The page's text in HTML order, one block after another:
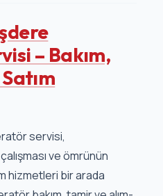
– Bakım,
servisi,
ve ömrünün
hizmetleri bir arada